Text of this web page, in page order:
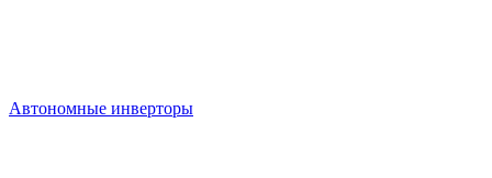
Автономные инверторы